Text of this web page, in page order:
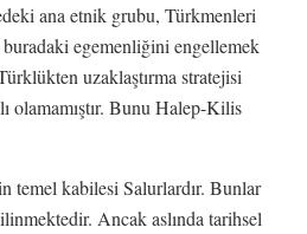
ana etnik grubu, Türkmenleri
egemenliğini engellemek
uzaklaştırma stratejisi
olamamıştır. Bunu Halep-Kilis
temel kabilesi Salurlardır. Bunlar
Ancak aslında tarihsel